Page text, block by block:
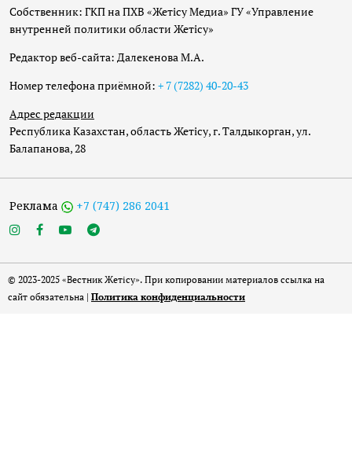
Собственник: ГКП на ПХВ «Жетісу Медиа» ГУ «Управление
внутренней политики области Жетісу»
Редактор веб-сайта: Далекенова М.А.
Номер телефона приёмной: + 7 (7282) 40-20-43
Адрес редакции
Республика Казахстан, область Жетісу, г. Талдыкорган, ул.
Балапанова, 28
Реклама +7 (747) 286 2041
© 2023-2025 «Вестник Жетісу». При копировании материалов ссылка на
сайт обязательна | Политика конфиденциальности